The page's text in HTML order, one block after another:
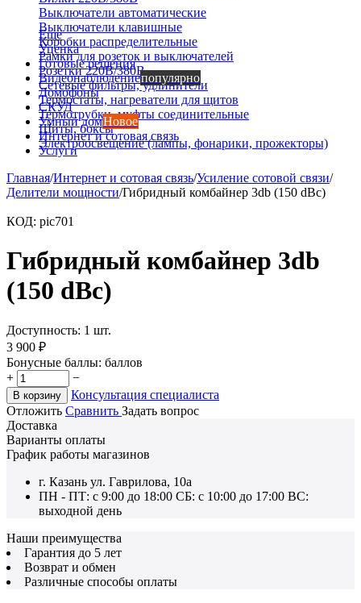
Выключатели автоматические
Выключатели клавишные
Коробки распределительные
Рамки для розеток и выключателей
Розетки 220В/380В
Сетевые фильтры, удлинители
Термостаты, нагреватели для щитов
Термотрубки, муфты соединительные
Щиты, боксы
Электроосвещение (лампы, фонарики, прожекторы)
Еще
Уценка
Готовые решения
Видеонаблюдениепопулярно
Домофоны
СКУД
Умный домНовое
Интернет и сотовая связь
Услуги
Главная/Интернет и сотовая связь/Усиление сотовой связи/
Делители мощности/Гибридный комбайнер 3db (150 dBc)
КОД: pic701
Гибридный комбайнер 3db
(150 dBc)
Доступность: 1 шт.
3 900 ₽
Бонусные баллы: баллов
+
−
В корзину
Консультация специалиста
Отложить Сравнить Задать вопрос
Доставка
Варианты оплаты
График работы магазинов
г. Казань ул. Гаврилова, 10а
ПН - ПТ: с 9:00 до 18:00 СБ: с 10:00 до 17:00 ВС:
выходной день
Наши преимущества
Гарантия до 5 лет
Возврат и обмен
Различные способы оплаты